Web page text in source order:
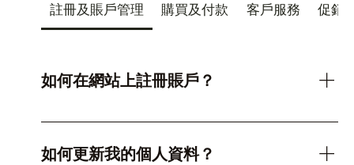
註冊及賬戶管理 購買及付款 客戶服務 促銷
如何在網站上註冊賬戶？
註冊賬戶非常簡單。在網站右上方點擊“登入”按鈕，選
後，您將收到電郵確認。
如何更新我的個人資料？